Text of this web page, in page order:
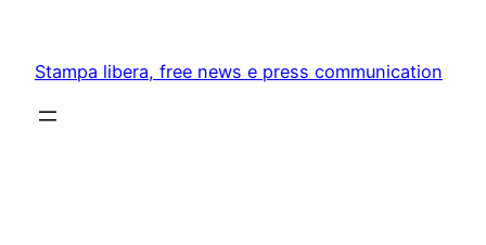
content
Stampa libera, free news e press communication